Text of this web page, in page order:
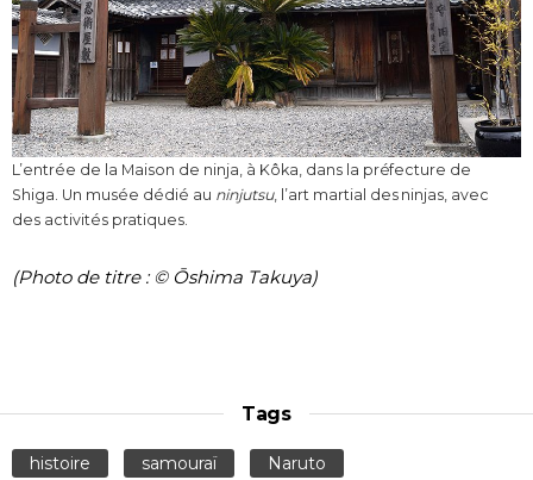
L’entrée de la Maison de ninja, à Kôka, dans la préfecture de
Shiga. Un musée dédié au ninjutsu, l’art martial des ninjas, avec
des activités pratiques.
(Photo de titre : © Ōshima Takuya)
Tags
histoire samouraï Naruto